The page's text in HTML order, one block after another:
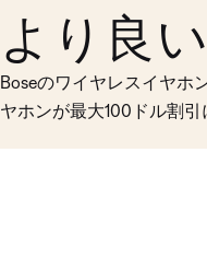
より良
Boseのワイヤレスイヤホ
ヤホンが最大100ドル割引